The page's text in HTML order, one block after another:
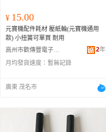
¥ 15.00
元寶機配件耗材 壓紙輪(元寶機通用
款) 小扭簧可單買 耐用
高州市歡傳豐電子商務商行
2年
月均發貨速度： 暫無記錄
廣東 茂名市